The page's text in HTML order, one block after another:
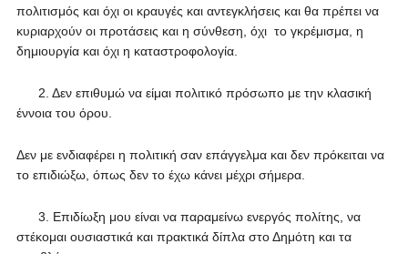
πολιτισμός και όχι οι κραυγές και αντεγκλήσεις και θα πρέπει να
κυριαρχούν οι προτάσεις και η σύνθεση, όχι το γκρέμισμα, η
δημιουργία και όχι η καταστροφολογία.
2. Δεν επιθυμώ να είμαι πολιτικό πρόσωπο με την κλασική
έννοια του όρου.
Δεν με ενδιαφέρει η πολιτική σαν επάγγελμα και δεν πρόκειται να
το επιδιώξω, όπως δεν το έχω κάνει μέχρι σήμερα.
3. Επιδίωξη μου είναι να παραμείνω ενεργός πολίτης, να
στέκομαι ουσιαστικά και πρακτικά δίπλα στο Δημότη και τα